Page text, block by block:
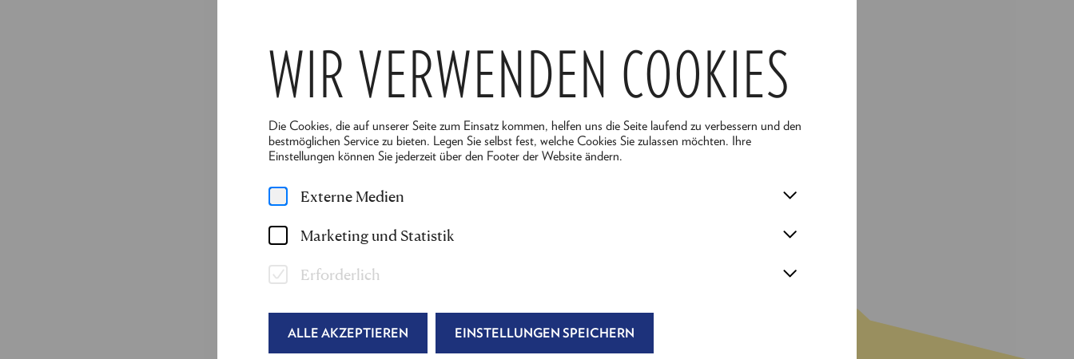
WIR VERWENDEN COOKIES
Die Cookies, die auf unserer Seite zum Einsatz kommen, helfen uns die Seite laufend zu verbessern und den
bestmöglichen Service zu bieten. Legen Sie selbst fest, welche Cookies Sie zulassen möchten. Ihre
Einstellungen können Sie jederzeit über den Footer der Website ändern.
Externe Medien
Marketing und Statistik
Erforderlich
ALLE AKZEPTIEREN EINSTELLUNGEN SPEICHERN
Berlin. Seit über zehn Jahren arbeitet sie als Schlagzeugerin in Musical- und
Theaterproduktionen, u. a. am Burgtheater Wien und Residenztheater München. Darüber
hinaus ist sie als gefragte Sessionschlagzeugerin aktiv und arbeitet aktuell mit Künstler:innen
zusammen.